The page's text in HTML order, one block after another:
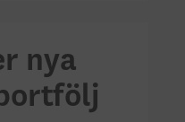
nya